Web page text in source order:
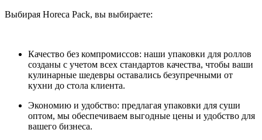
Выбирая Horeca Рack, вы выбираете:
Качество без компромиссов: наши упаковки для роллов
созданы с учетом всех стандартов качества, чтобы ваши
кулинарные шедевры оставались безупречными от
кухни до стола клиента.
Экономию и удобство: предлагая упаковки для суши
оптом, мы обеспечиваем выгодные цены и удобство для
вашего бизнеса.